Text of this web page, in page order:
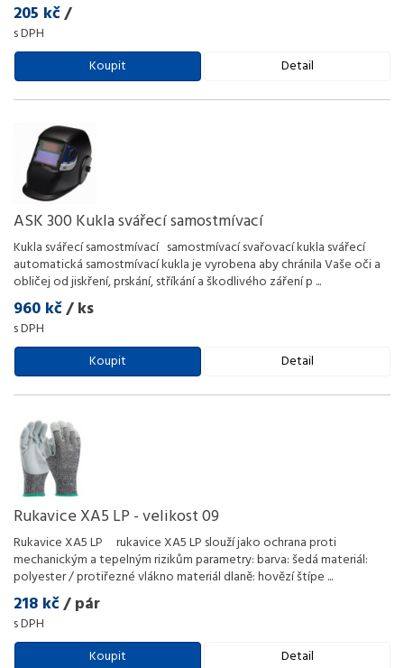
205 kč/
s DPH
Koupit
Detail
ASK 300 Kukla svářecí samostmívací
Kukla svářecí samostmívací samostmívací svařovací kukla svářecí
automatická samostmívací kukla je vyrobena aby chránila Vaše oči a
obličej od jiskření, prskání, stříkání a škodlivého záření p ...
960 kč/ ks
s DPH
Koupit
Detail
Rukavice XA5 LP - velikost 09
Rukavice XA5 LP rukavice XA5 LP slouží jako ochrana proti
mechanickým a tepelným rizikům parametry: barva: šedá materiál:
polyester / protiřezné vlákno materiál dlaně: hovězí štípe ...
218 kč/ pár
s DPH
Koupit
Detail